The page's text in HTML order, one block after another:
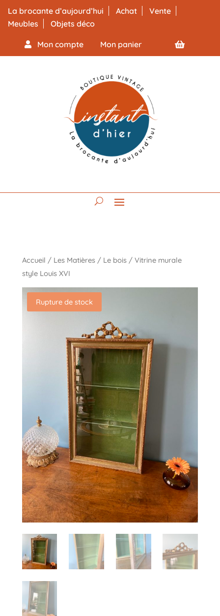
La brocante d’aujourd’hui Achat
Vente
Meubles
Objets déco
Mon compte Mon panier
Accueil / Les Matières/ Le bois/ Vitrine murale
style Louis XVI
Rupture de stock